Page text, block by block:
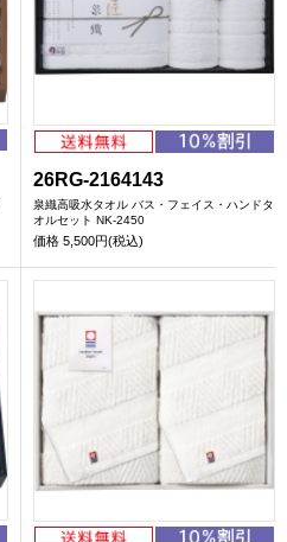
26RG-2164143
泉織高吸水タオル バス・フェイス・ハンドタ
オルセット NK-2450
価格 5,500円(税込)